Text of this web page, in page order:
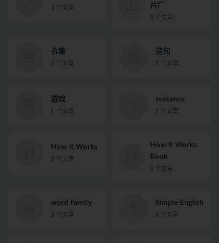
1 个文章
片厂
1 个文章
合集
1 个文章
造句
1 个文章
游戏
1 个文章
sentence
1 个文章
How it Works
1 个文章
How It Works
Book
1 个文章
word Family
1 个文章
Simple English
1 个文章